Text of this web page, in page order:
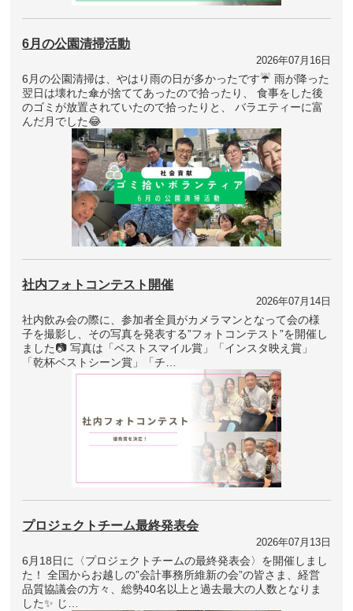
6月の公園清掃活動
2026年07月16日
6月の公園清掃は、やはり雨の日が多かったです☔ 雨が降った
翌日は壊れた傘が捨ててあったので拾ったり、 食事をした後
のゴミが放置されていたので拾ったりと、 バラエティーに富
んだ月でした😂
社内フォトコンテスト開催
2026年07月14日
社内飲み会の際に、参加者全員がカメラマンとなって会の様
子を撮影し、その写真を発表する”フォトコンテスト”を開催し
ました📷 写真は「ベストスマイル賞」「インスタ映え賞」
「乾杯ベストシーン賞」「チ…
プロジェクトチーム最終発表会
2026年07月13日
6月18日に〈プロジェクトチームの最終発表会〉を開催しまし
た！ 全国からお越しの”会計事務所維新の会”の皆さま、経営
品質協議会の方々、総勢40名以上と過去最大の人数となりま
した✨ じ…